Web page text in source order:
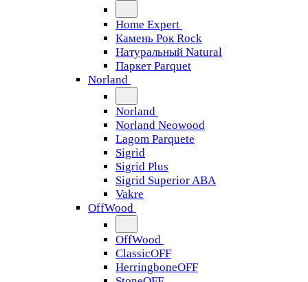
Home Expert
Камень Рок Rock
Натуральный Natural
Паркет Parquet
Norland
Norland
Norland Neowood
Lagom Parquete
Sigrid
Sigrid Plus
Sigrid Superior ABA
Vakre
OffWood
OffWood
ClassicOFF
HerringboneOFF